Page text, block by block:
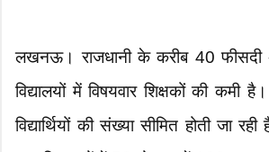
लखनऊ। राजधानी के करीब 40 फीसदी
विद्यालयों में विषयवार शिक्षकों की
विद्यार्थियों की संख्या सीमित होती जा